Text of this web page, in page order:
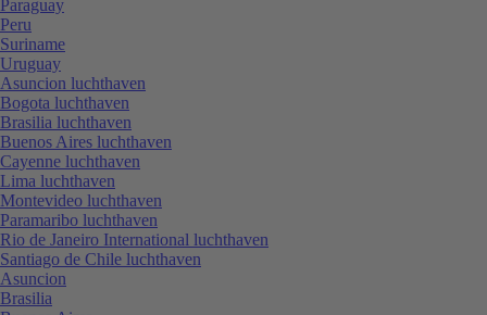
Paraguay
Peru
Suriname
Uruguay
Asuncion luchthaven
Bogota luchthaven
Brasilia luchthaven
Buenos Aires luchthaven
Cayenne luchthaven
Lima luchthaven
Montevideo luchthaven
Paramaribo luchthaven
Rio de Janeiro International luchthaven
Santiago de Chile luchthaven
Asuncion
Brasilia